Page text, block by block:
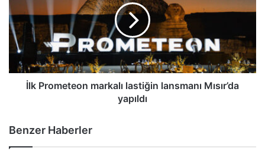
lastiğin
lansmanı
Mısır’da
yapıldı
İlk Prometeon markalı lastiğin lansmanı Mısır’da
yapıldı
Benzer Haberler